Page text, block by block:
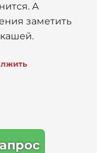
А
заметить